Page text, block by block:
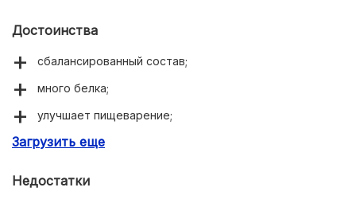
Достоинства
сбалансированный состав;
много белка;
улучшает пищеварение;
подходит для стерилизованных кошек;
Загрузить еще
Недостатки